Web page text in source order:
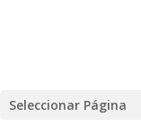
Seleccionar Página